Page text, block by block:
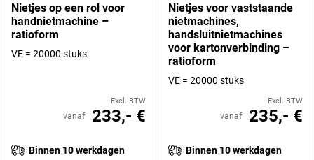
Nietjes op een rol voor
handnietmachine –
ratioform
VE = 20000 stuks
Excl. BTW
vanaf 233,- €
Binnen 10 werkdagen
Nietjes voor vaststaande
nietmachines,
handsluitnietmachines
voor kartonverbinding –
ratioform
VE = 20000 stuks
Excl. BTW
vanaf 235,- €
Binnen 10 werkdagen